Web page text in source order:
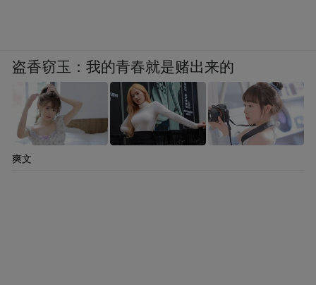
盗香窃玉：我的青春就是赌出来的
爽文